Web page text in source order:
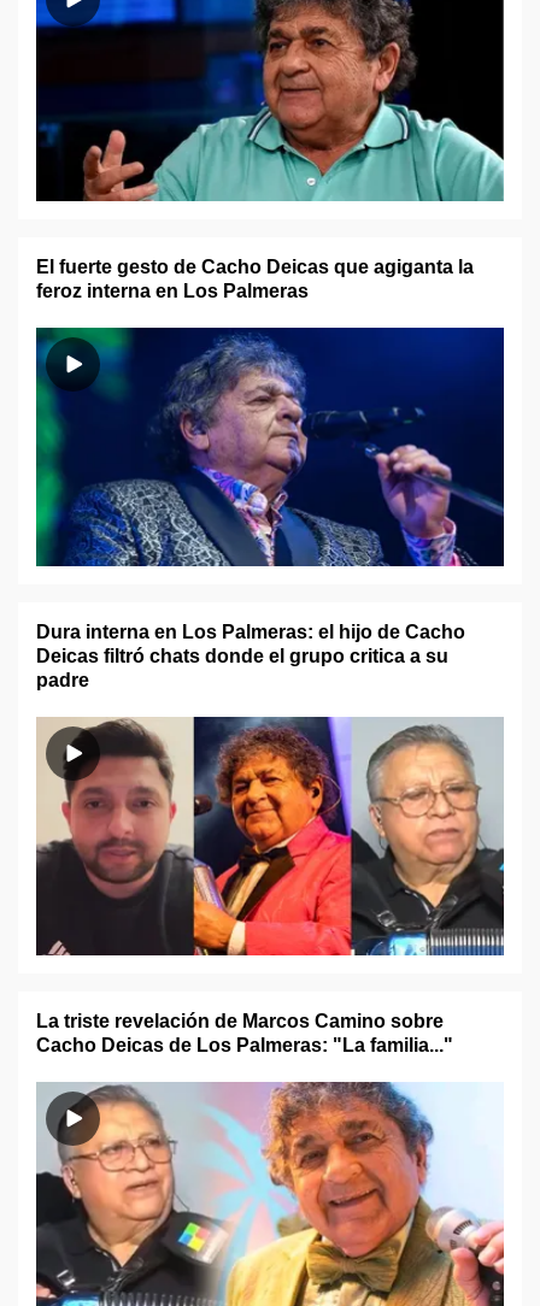
El fuerte gesto de Cacho Deicas que agiganta la
feroz interna en Los Palmeras
Dura interna en Los Palmeras: el hijo de Cacho
Deicas filtró chats donde el grupo critica a su
padre
La triste revelación de Marcos Camino sobre
Cacho Deicas de Los Palmeras: "La familia..."